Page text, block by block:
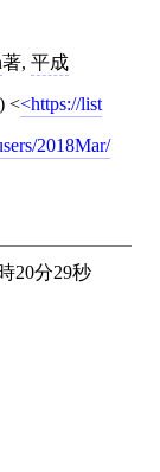
著, 平成
) < https://list
2018Mar/
20分29秒